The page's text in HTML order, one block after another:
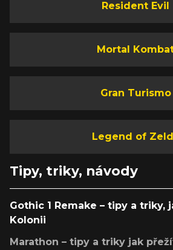
Resident Evil
Mortal
Gran Turismo
Legend of
Tipy, triky, návody
Gothic 1 Remake – tipy a triky,
Kolonii
Marathon – tipy a triky jak